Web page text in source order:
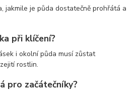
jakmile je půda dostatečně prohřátá a
při klíčení?
i okolní půda musí zůstat
rostlin.
pro začátečníky?